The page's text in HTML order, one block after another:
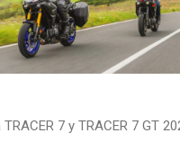
7 y TRACER 7 GT